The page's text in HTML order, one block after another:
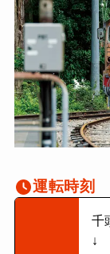
運転時刻
千
↓